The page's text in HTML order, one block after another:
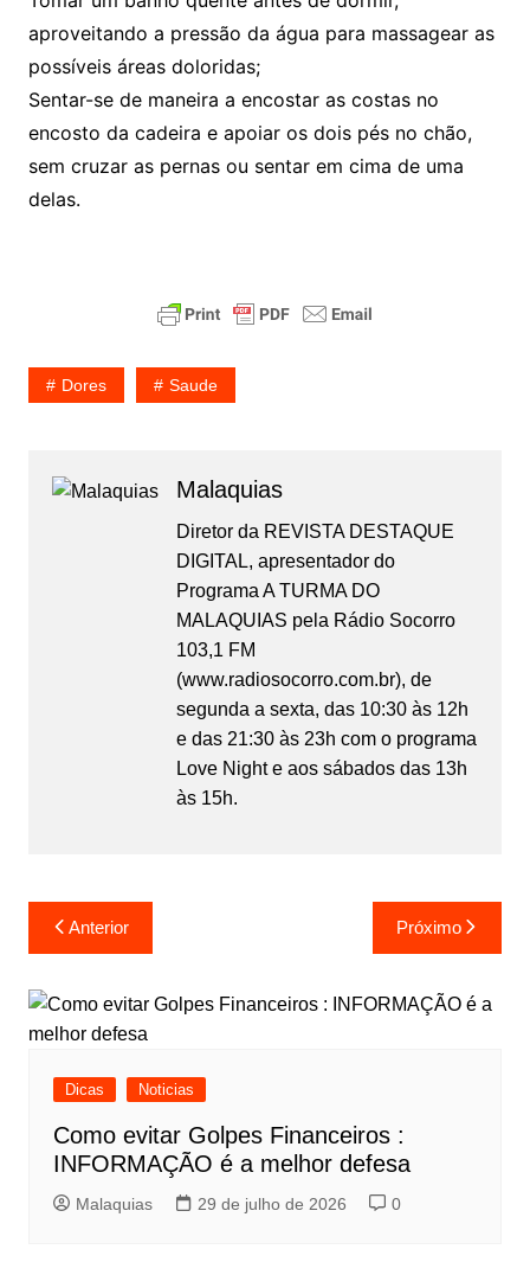
aproveitando a pressão da água para massagear as
possíveis áreas doloridas;
Sentar-se de maneira a encostar as costas no
encosto da cadeira e apoiar os dois pés no chão,
sem cruzar as pernas ou sentar em cima de uma
delas.
Dores Saude
Malaquias
Diretor da REVISTA DESTAQUE
DIGITAL, apresentador do
Programa A TURMA DO
MALAQUIAS pela Rádio Socorro
103,1 FM
(www.radiosocorro.com.br), de
segunda a sexta, das 10:30 às 12h
e das 21:30 às 23h com o programa
Love Night e aos sábados das 13h
às 15h.
Anterior Próximo
Dicas Noticias
Como evitar Golpes Financeiros :
INFORMAÇÃO é a melhor defesa
Malaquias 29 de julho de 2026 0